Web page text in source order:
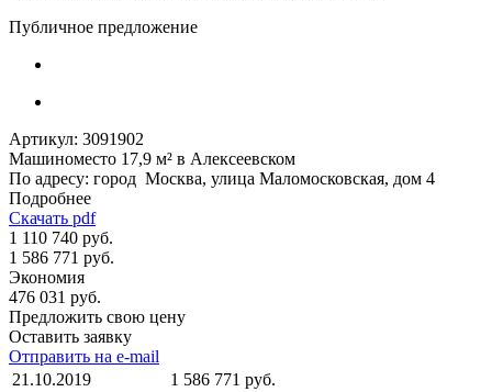
Публичное предложение
Артикул: 3091902
Машиноместо 17,9 м² в Алексеевском
По адресу: город Москва, улица Маломосковская, дом 4
Подробнее
Скачать pdf
1 110 740 руб.
1 586 771 руб.
Экономия
476 031 руб.
Предложить свою цену
Оставить заявку
Отправить на e-mail
21.10.2019
1 586 771 руб.